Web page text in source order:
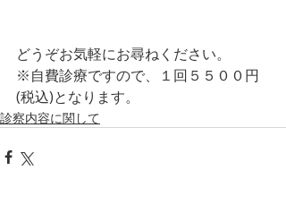
どうぞお気軽にお尋ねください。
※自費診療ですので、１回５５００円
(税込)となります。
診察内容に関して